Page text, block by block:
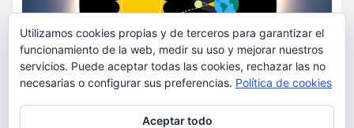
Utilizamos cookies propias y de terceros para garantizar el
funcionamiento de la web, medir su uso y mejorar nuestros
servicios. Puede aceptar todas las cookies, rechazar las no
necesarias o configurar sus preferencias. Política de cookies
Aceptar todo